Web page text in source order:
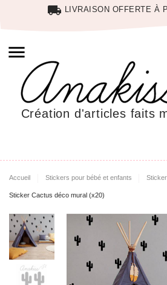
local_shipping LIVRAISON OFFERTE À

Création d'articles faits
Accueil Stickers pour bébé et enfants
Sticker Cactus déco mural (x20)